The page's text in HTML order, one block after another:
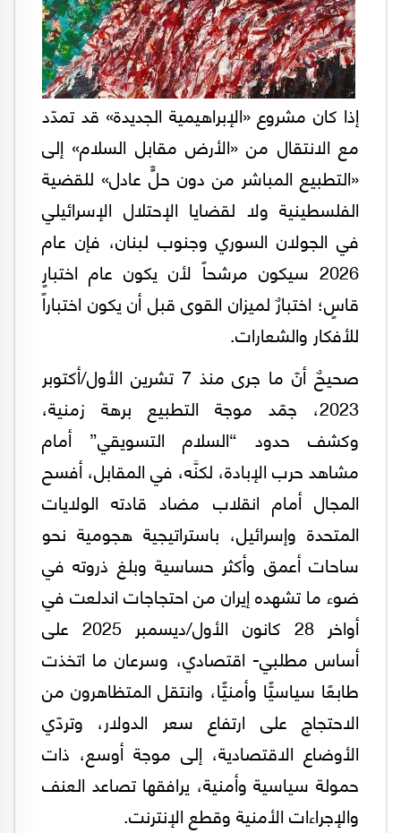
إذا كان مشروع «الإبراهيمية الجديدة» قد تمدّد
مع الانتقال من «الأرض مقابل السلام» إلى
«التطبيع المباشر من دون حلٍّ عادل» للقضية
الفلسطينية ولا لقضايا الإحتلال الإسرائيلي
في الجولان السوري وجنوب لبنان، فإن عام
2026 سيكون مرشحاً لأن يكون عام اختبارٍ
قاسٍ؛ اختبارٌ لميزان القوى قبل أن يكون اختباراً
للأفكار والشعارات.
صحيحٌ أنّ ما جرى منذ 7 تشرين الأول/أكتوبر
2023، جمّد موجة التطبيع برهة زمنية،
وكشف حدود “السلام التسويقي” أمام
مشاهد حرب الإبادة، لكنَّه، في المقابل، أفسح
المجال أمام انقلاب مضاد قادته الولايات
المتحدة وإسرائيل، باستراتيجية هجومية نحو
ساحات أعمق وأكثر حساسية وبلغ ذروته في
ضوء ما تشهده إيران من احتجاجات اندلعت في
أواخر 28 كانون الأول/ديسمبر 2025 على
أساس مطلبي- اقتصادي، وسرعان ما اتخذت
طابعًا سياسيًّا وأمنيًّا، وانتقل المتظاهرون من
الاحتجاج على ارتفاع سعر الدولار، وتردّي
الأوضاع الاقتصادية، إلى موجة أوسع، ذات
حمولة سياسية وأمنية، يرافقها تصاعد العنف
والإجراءات الأمنية وقطع الإنترنت.